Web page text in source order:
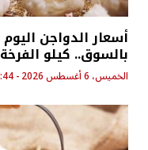
بالسوق.. كيلو
الخميس، 6 أغسطس 2026 - 8:44 ص